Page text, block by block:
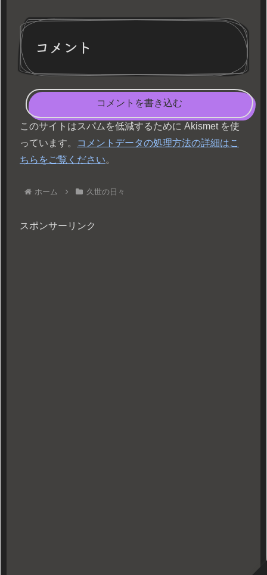
コメント
コメントを書き込む
このサイトはスパムを低減するために Akismet を使
っています。
コメントデータの処理方法の詳細はこ
ちらをご覧ください。
ホーム 久世の日々
スポンサーリンク